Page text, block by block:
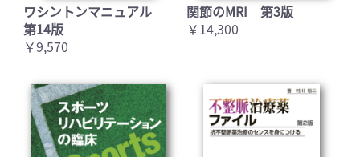
ワシントンマニュアル
第14版
￥9,570
関節のMRI 第3版
￥14,300